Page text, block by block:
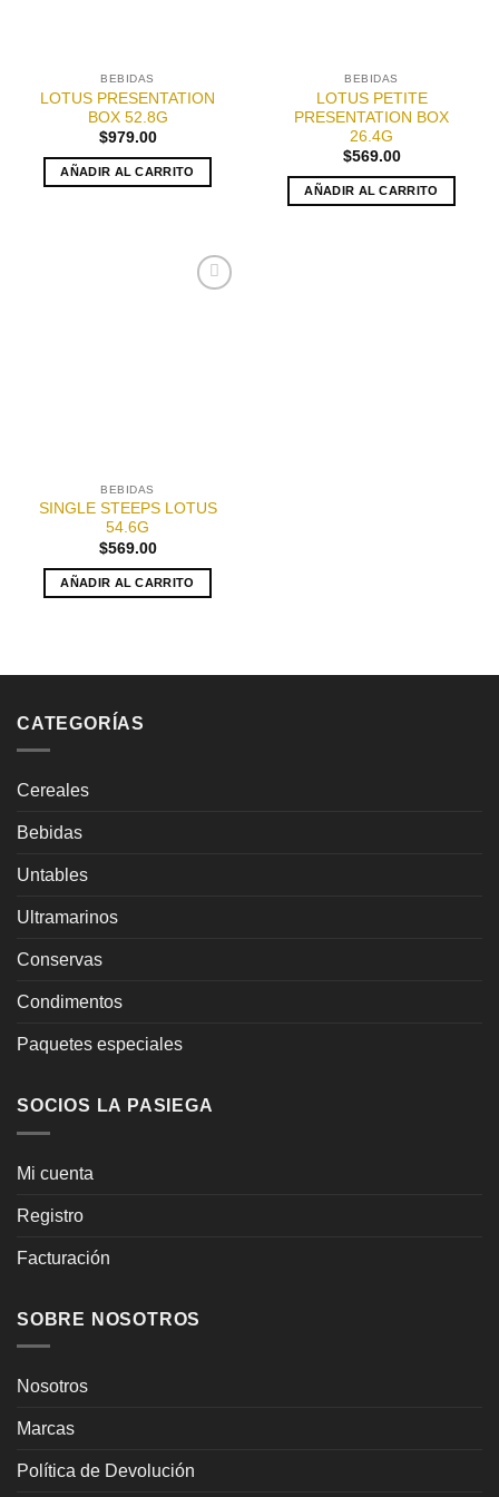
BEBIDAS
LOTUS PRESENTATION
BOX 52.8G
$979.00
AÑADIR AL CARRITO
BEBIDAS
LOTUS PETITE
PRESENTATION BOX
26.4G
$569.00
AÑADIR AL CARRITO
BEBIDAS
SINGLE STEEPS LOTUS
54.6G
$569.00
AÑADIR AL CARRITO
CATEGORÍAS
Cereales
Bebidas
Untables
Ultramarinos
Conservas
Condimentos
Paquetes especiales
SOCIOS LA PASIEGA
Mi cuenta
Registro
Facturación
SOBRE NOSOTROS
Nosotros
Marcas
Política de Devolución